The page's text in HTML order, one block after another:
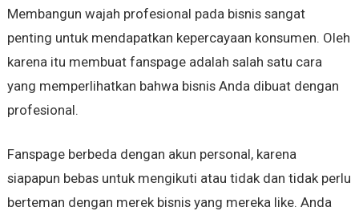
Membangun wajah profesional pada bisnis sangat
penting untuk mendapatkan kepercayaan konsumen. Oleh
karena itu membuat fanspage adalah salah satu cara
yang memperlihatkan bahwa bisnis Anda dibuat dengan
profesional.
Fanspage berbeda dengan akun personal, karena
siapapun bebas untuk mengikuti atau tidak dan tidak perlu
berteman dengan merek bisnis yang mereka like. Anda